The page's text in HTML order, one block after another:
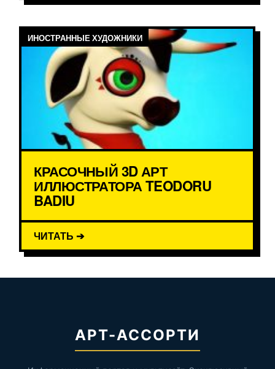
ИНОСТРАННЫЕ ХУДОЖНИКИ
КРАСОЧНЫЙ 3D АРТ
ИЛЛЮСТРАТОРА TEODORU
BADIU
ЧИТАТЬ ➔
АРТ-АССОРТИ